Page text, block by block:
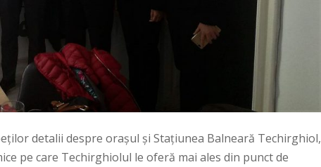
detalii despre orașul și Stațiunea Balneară Techirghiol,
pe care Techirghiolul le oferă mai ales din punct de